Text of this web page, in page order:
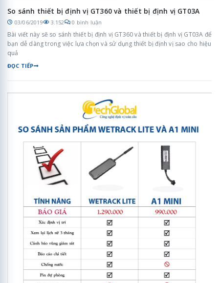
So sánh thiết bị định vị GT360 và thiết bị định vị GT03A
03/06/2019 3.152 0 bình luận
Bài viết này sẽ so sánh thiết bị định vị GT360 và thiết bị định vị GT03A để
bạn dễ dàng trong việc lựa chọn và sử dụng thiết bị định vị sao cho hiệu
quả
ĐỌC TIẾP